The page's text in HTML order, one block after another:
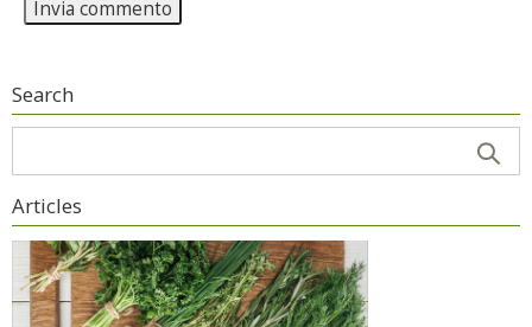
Search
Articles